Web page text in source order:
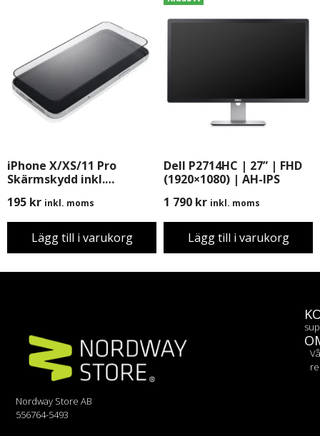
iPhone X/XS/11 Pro
Skärmskydd inkl.
195 kr inkl. moms
Lägg till i varukorg
Dell P2714HC | 27” | FHD
(1920×1080) | AH-IPS
1 790 kr inkl. moms
Lägg till i varukorg
Nordway Store AB
556764-5493